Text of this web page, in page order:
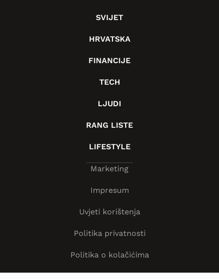
SVIJET
HRVATSKA
FINANCIJE
TECH
LJUDI
RANG LISTE
LIFESTYLE
Marketing
Impresum
Uvjeti korištenja
Politika privatnosti
Politika o kolačićima